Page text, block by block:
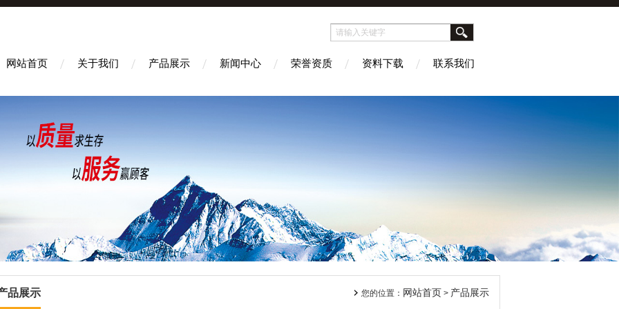
网站首页 关于我们 产品展示 新闻中心 荣誉资质 资料下载 联系我们
品展示 您的位置： 网站首页 > 产品展示